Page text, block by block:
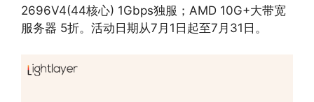
2696V4(44核心) 1Gbps独服；AMD 10G+大带宽
服务器 5折。活动日期从7月1日起至7月31日。